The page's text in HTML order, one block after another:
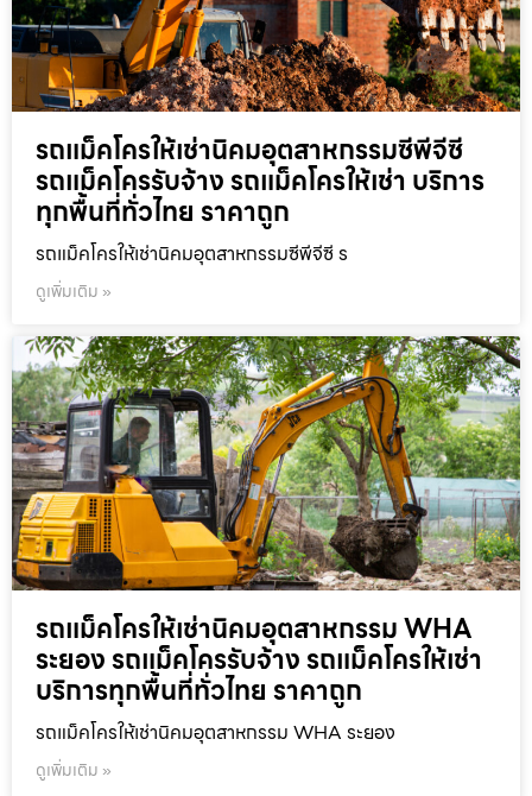
รถแม็คโครให้เช่านิคมอุตสาหกรรมซีพีจีซี
รถแม็คโครรับจ้าง รถแม็คโครให้เช่า บริการ
ทุกพื้นที่ทั่วไทย ราคาถูก
รถแม็คโครให้เช่านิคมอุตสาหกรรมซีพีจีซี ร
ดูเพิ่มเติม »
รถแม็คโครให้เช่านิคมอุตสาหกรรม WHA
ระยอง รถแม็คโครรับจ้าง รถแม็คโครให้เช่า
บริการทุกพื้นที่ทั่วไทย ราคาถูก
รถแม็คโครให้เช่านิคมอุตสาหกรรม WHA ระยอง
ดูเพิ่มเติม »